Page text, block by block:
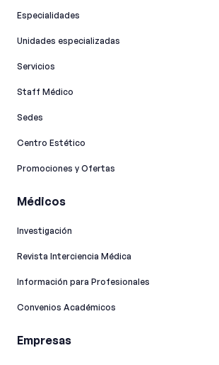
Especialidades
Unidades especializadas
Servicios
Staff Médico
Sedes
Centro Estético
Promociones y Ofertas
Médicos
Investigación
Revista Interciencia Médica
Información para Profesionales
Convenios Académicos
Empresas